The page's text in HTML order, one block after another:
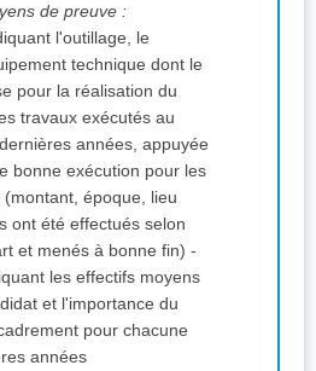
de preuve :
l'outillage, le
technique dont le
pour la réalisation du
années, appuyée
bonne exécution pour les
époque, lieu
ont été effectués selon
et menés à bonne fin) -
les effectifs moyens
et l'importance du
pour chacune
années